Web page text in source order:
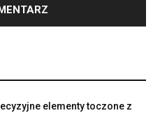
elementy toczone z